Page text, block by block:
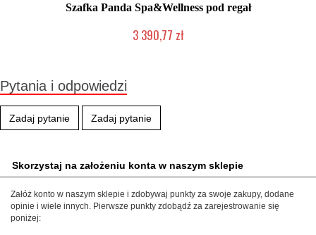
Szafka Panda Spa&Wellness pod regał
3 390,77 zł
Pytania i odpowiedzi
Zadaj pytanie Zadaj pytanie
Skorzystaj na założeniu konta w naszym sklepie
Załóż konto w naszym sklepie i zdobywaj punkty za swoje zakupy, dodane
opinie i wiele innych. Pierwsze punkty zdobądź za zarejestrowanie się
poniżej: